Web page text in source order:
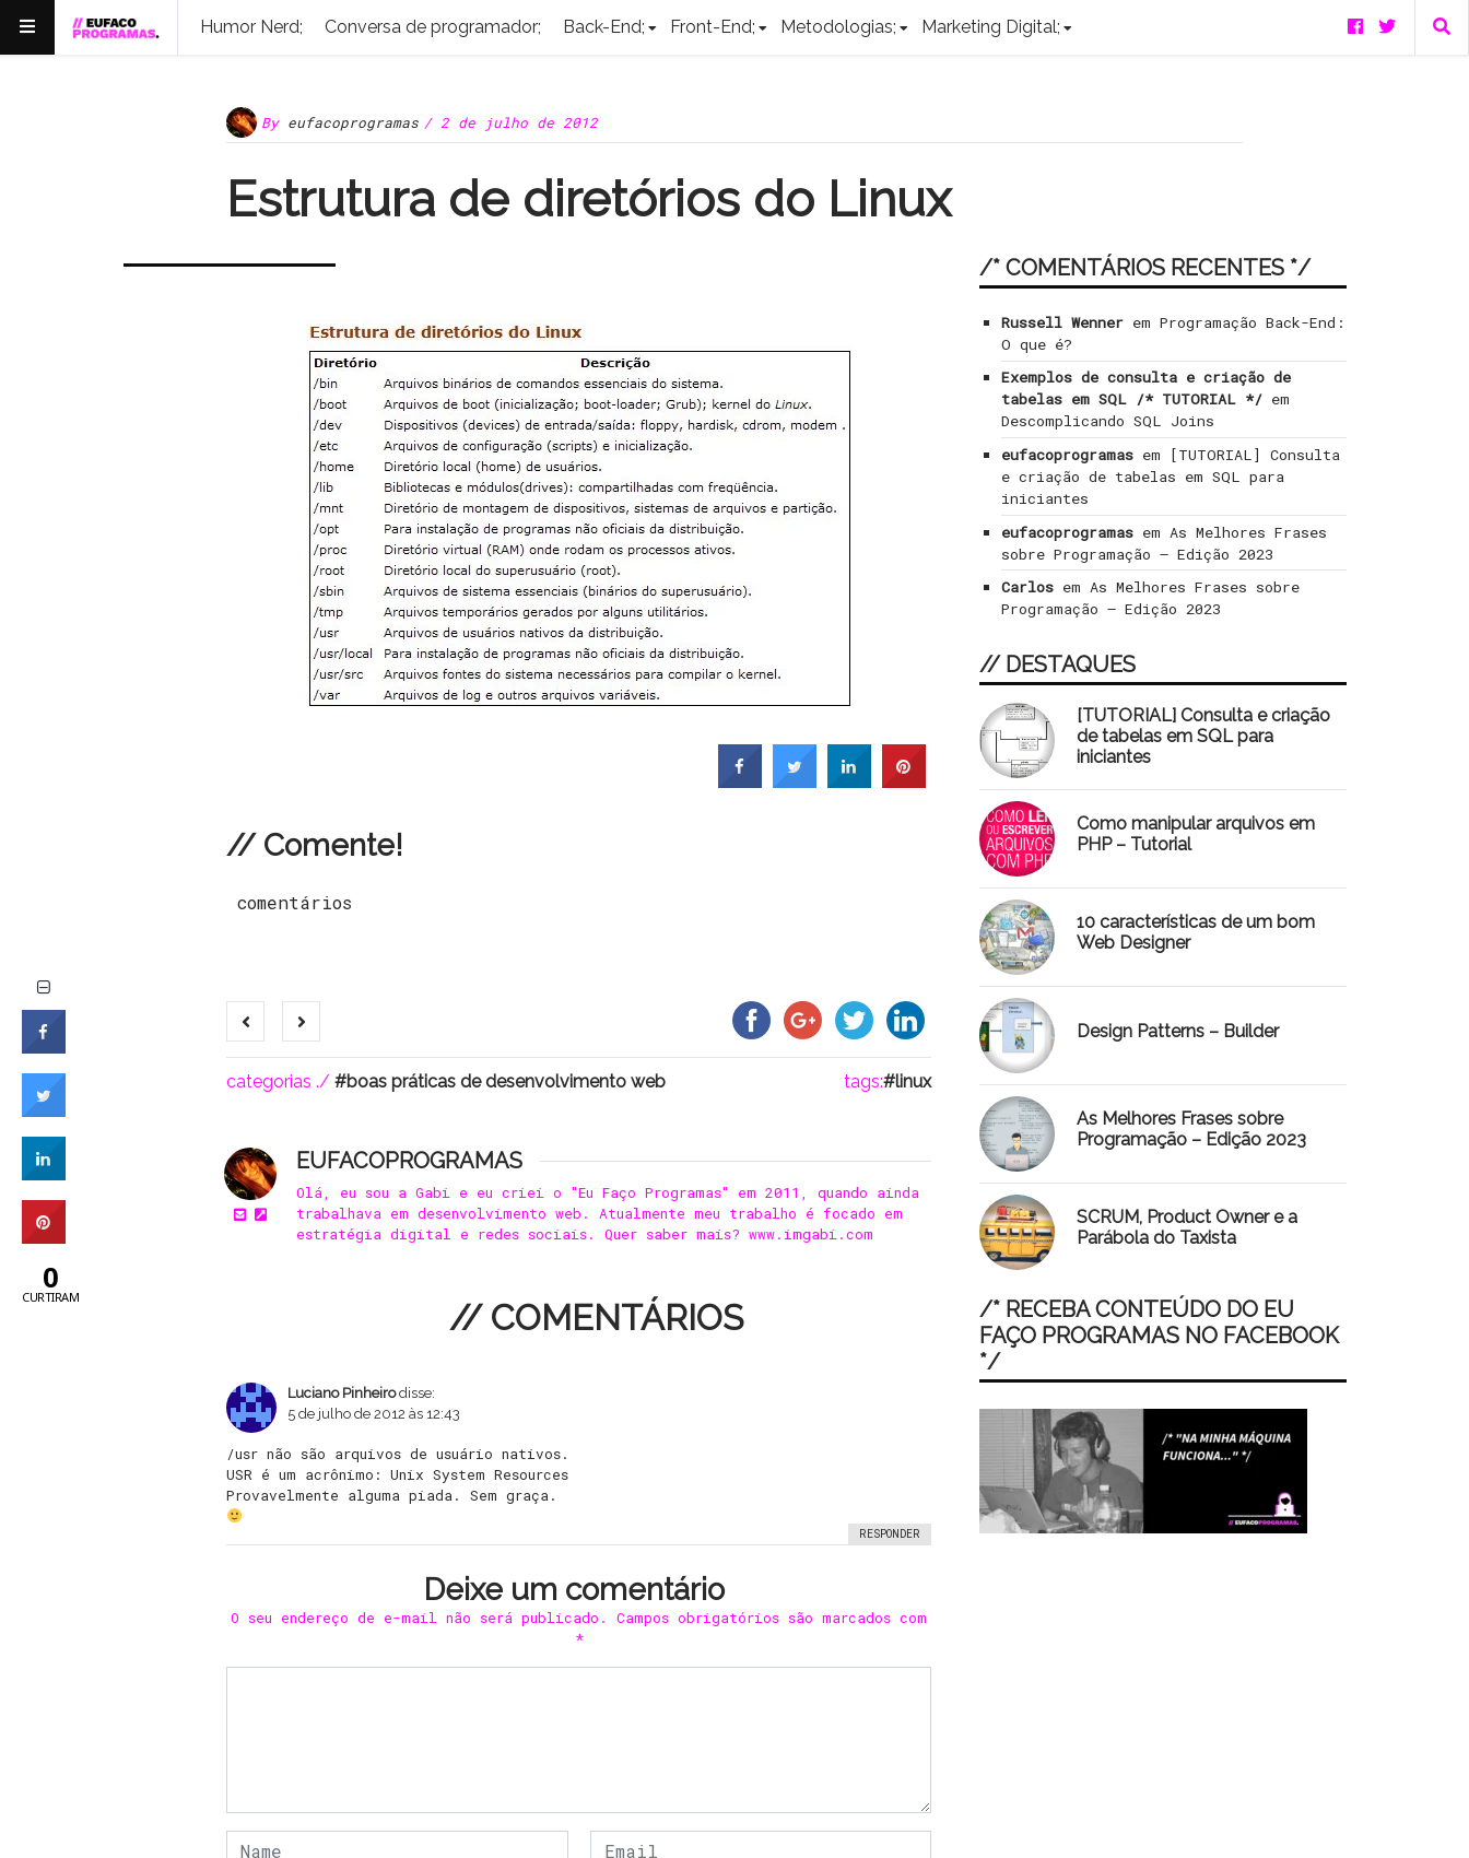
Humor Nerd; Conversa de programador; Back-End; Front-End; Metodologias; Marketing Digital;
By eufacoprogramas / 2 de julho de 2012
Estrutura de diretórios do Linux
// Comente!
comentários
categorias ./ boas práticas de desenvolvimento web tags: linux
EUFACOPROGRAMAS
Olá, eu sou a Gabi e eu criei o "Eu Faço Programas" em 2011, quando ainda
trabalhava em desenvolvimento web. Atualmente meu trabalho é focado em
estratégia digital e redes sociais. Quer saber mais? www.imgabi.com
// COMENTÁRIOS
Luciano Pinheiro disse:
5 de julho de 2012 às 12:43
/usr não são arquivos de usuário nativos.
USR é um acrônimo: Unix System Resources
Provavelmente alguma piada. Sem graça.
RESPONDER
Deixe um comentário
O seu endereço de e-mail não será publicado.
Campos obrigatórios são marcados com
*
/* COMENTÁRIOS RECENTES */
Russell Wenner em Programação Back-End:
O que é?
Exemplos de consulta e criação de
tabelas em SQL /* TUTORIAL */ em
Descomplicando SQL Joins
eufacoprogramas em
[TUTORIAL] Consulta
e criação de tabelas em SQL para
iniciantes
eufacoprogramas em As Melhores Frases
sobre Programação – Edição 2023
Carlos em As Melhores Frases sobre
Programação – Edição 2023
// DESTAQUES
[TUTORIAL] Consulta e criação
de tabelas em SQL para
iniciantes
Como manipular arquivos em
PHP – Tutorial
10 características de um bom
Web Designer
Design Patterns – Builder
As Melhores Frases sobre
Programação – Edição 2023
SCRUM, Product Owner e a
Parábola do Taxista
/* RECEBA CONTEÚDO DO EU
FAÇO PROGRAMAS NO FACEBOOK
*/
0
CURTIRAM